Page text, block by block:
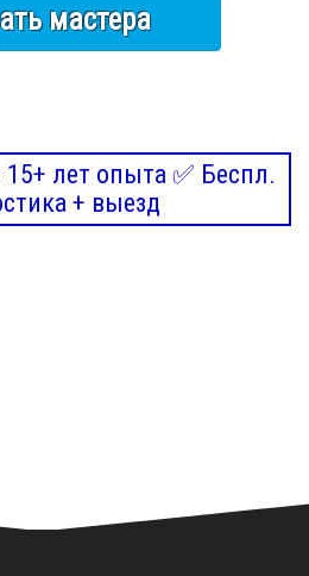
мастера
лет опыта ✅ Беспл.
+ выезд